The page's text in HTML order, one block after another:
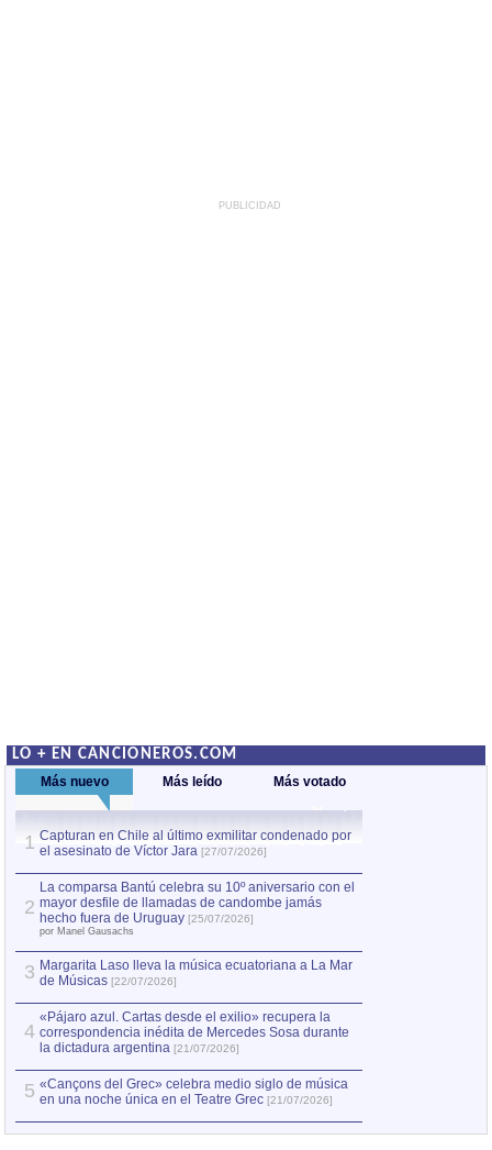
PUBLICIDAD
LO + EN CANCIONEROS.COM
Más nuevo Más leído Más votado
1 Capturan en Chile al último exmilitar condenado por
el asesinato de Víctor Jara [27/07/2026]
2
La comparsa Bantú celebra su 10º aniversario con el
mayor desfile de llamadas de candombe jamás
hecho fuera de Uruguay [25/07/2026]
por Manel Gausachs
3 Margarita Laso lleva la música ecuatoriana a La Mar
de Músicas [22/07/2026]
4
«Pájaro azul. Cartas desde el exilio» recupera la
correspondencia inédita de Mercedes Sosa durante
la dictadura argentina [21/07/2026]
5 «Cançons del Grec» celebra medio siglo de música
en una noche única en el Teatre Grec [21/07/2026]